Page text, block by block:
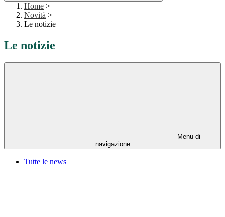
Home >
Novità >
Le notizie
Le notizie
Menu di
navigazione
Tutte le news